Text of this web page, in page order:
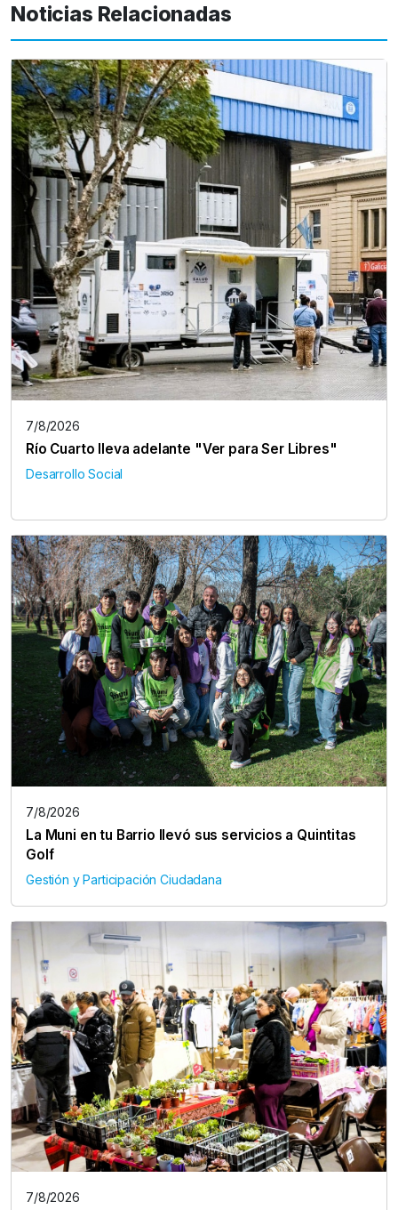
Noticias Relacionadas
7/8/2026
Río Cuarto lleva adelante "Ver para Ser Libres"
Desarrollo Social
7/8/2026
La Muni en tu Barrio llevó sus servicios a Quintitas
Golf
Gestión y Participación Ciudadana
7/8/2026